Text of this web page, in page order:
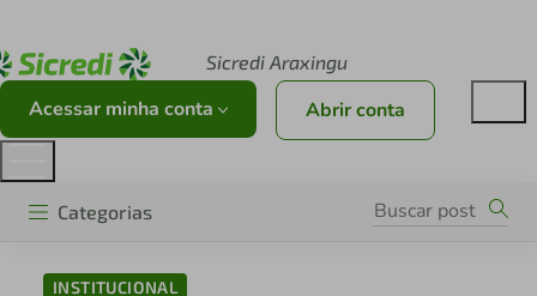
Sicredi Araxingu
Acessar minha conta Abrir conta
Categorias
INSTITUCIONAL